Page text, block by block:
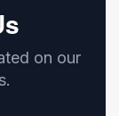
on our